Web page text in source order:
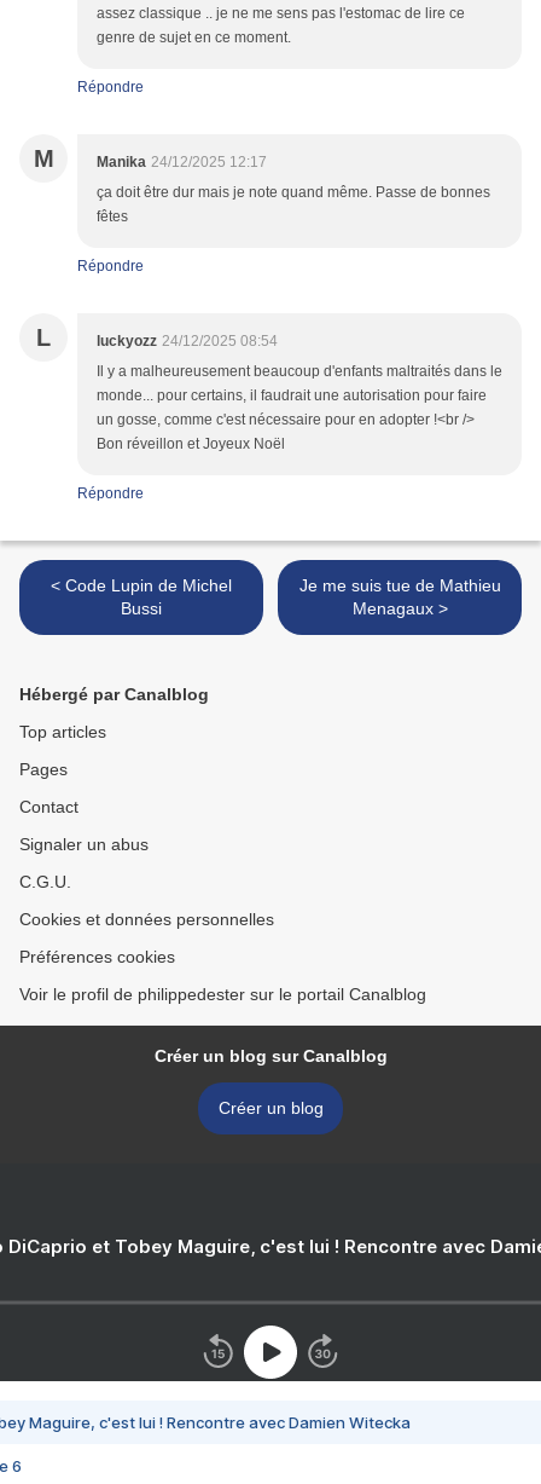
assez classique .. je ne me sens pas l'estomac de lire ce
genre de sujet en ce moment.
Répondre
M Manika 24/12/2025 12:17
ça doit être dur mais je note quand même. Passe de bonnes
fêtes
Répondre
L luckyozz 24/12/2025 08:54
Il y a malheureusement beaucoup d'enfants maltraités dans le
monde... pour certains, il faudrait une autorisation pour faire
un gosse, comme c'est nécessaire pour en adopter !<br />
Bon réveillon et Joyeux Noël
Répondre
< Code Lupin de Michel
Bussi
Je me suis tue de Mathieu
Menagaux >
Hébergé par Canalblog
Top articles
Pages
Contact
Signaler un abus
C.G.U.
Cookies et données personnelles
Préférences cookies
Voir le profil de philippedester sur le portail Canalblog
Créer un blog sur Canalblog
Créer un blog
DiCaprio et Tobey Maguire, c'est lui ! Rencontre avec
Maguire, c'est lui ! Rencontre avec Damien Witecka
6